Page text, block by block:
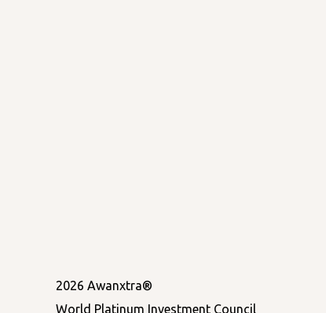
2026 Awanxtra®
World Platinum Investment Council